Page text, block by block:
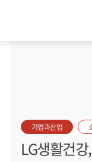
기업과산업
LG생활건